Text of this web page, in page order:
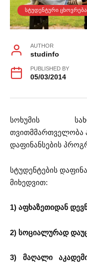
ᲡᲢᲣᲓᲔᲜᲢᲣᲠᲘ ᲪᲮᲝᲕᲠᲔᲑᲐ
AUTHOR
studinfo
PUBLISHED BY
05/03/2014
სოხუმის
თვითმმართველობა
დაფინანსების
სტუდენტების
მიხედვით:
1) აფხაზეთიდან
2) სოციალურად
3) მაღალი